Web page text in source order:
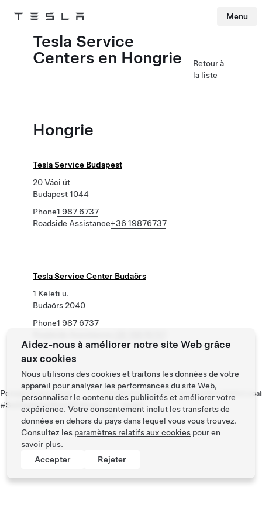
Tesla Menu
Tesla Service
Centers en Hongrie
Retour à
la liste
Hongrie
Tesla Service Budapest
20 Váci út
Budapest 1044
Phone1 987 6737
Roadside Assistance+36 19876737
Tesla Service Center Budaörs
1 Keleti u.
Budaörs 2040
Phone1 987 6737
Pensez à covoiturer
#SeDéplacerMoinsPolluer
Mentions
légales
ContactCarrières Newsletter
Aidez-nous à améliorer notre site Web grâce
aux cookies
Nous utilisons des cookies et traitons les données de votre
appareil pour analyser les performances du site Web,
personnaliser le contenu des publicités et améliorer votre
expérience. Votre consentement inclut les transferts de
données en dehors du pays dans lequel vous vous trouvez.
Consultez les paramètres relatifs aux cookies pour en
savoir plus.
Accepter
Rejeter